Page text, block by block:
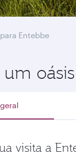
Entebbe
visita a